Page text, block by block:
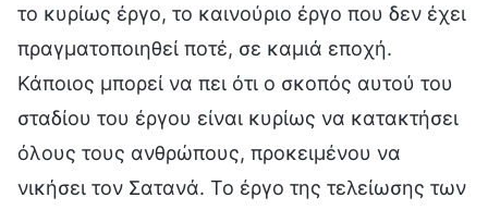
το κυρίως έργο, το καινούριο έργο που δεν έχει
πραγματοποιηθεί ποτέ, σε καμιά εποχή.
Κάποιος μπορεί να πει ότι ο σκοπός αυτού του
σταδίου του έργου είναι κυρίως να κατακτήσει
όλους τους ανθρώπους, προκειμένου να
νικήσει τον Σατανά. Το έργο της τελείωσης των